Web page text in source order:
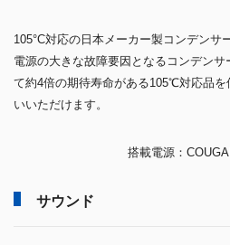
105°C対応の日本メーカー製コンデンサ
電源の大きな故障要因となるコンデン
て約4倍の期待寿命がある105℃対応品
いいただけます。
搭載電源：
サウンド